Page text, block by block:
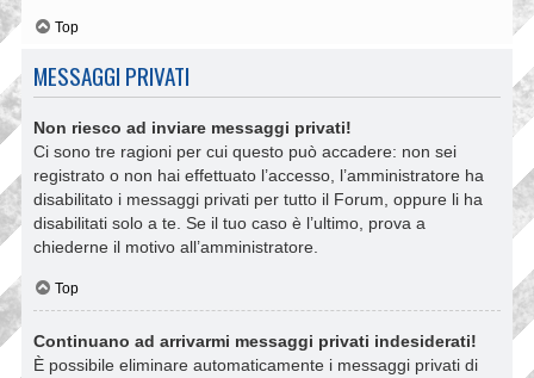
Top
MESSAGGI PRIVATI
Non riesco ad inviare messaggi privati!
Ci sono tre ragioni per cui questo può accadere: non sei
registrato o non hai effettuato l’accesso, l’amministratore ha
disabilitato i messaggi privati per tutto il Forum, oppure li ha
disabilitati solo a te. Se il tuo caso è l’ultimo, prova a
chiederne il motivo all’amministratore.
Top
Continuano ad arrivarmi messaggi privati indesiderati!
È possibile eliminare automaticamente i messaggi privati ​​di